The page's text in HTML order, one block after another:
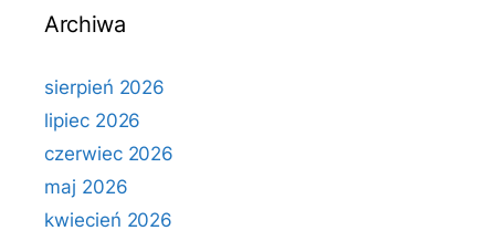
Archiwa
sierpień 2026
lipiec 2026
czerwiec 2026
maj 2026
kwiecień 2026